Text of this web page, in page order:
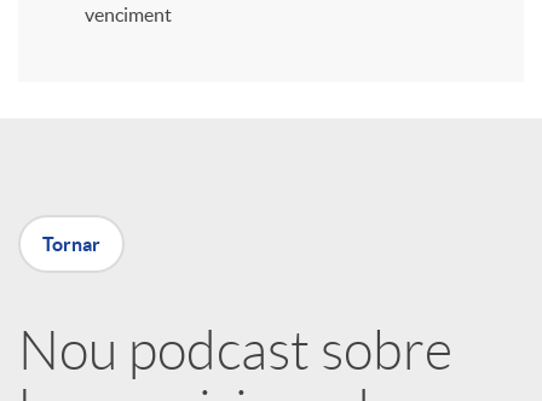
X
a
venciment
Tornar
Nou podcast sobre